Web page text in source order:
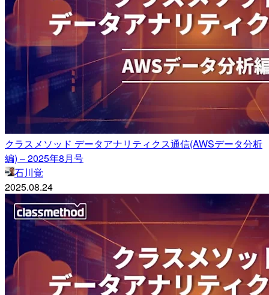
クラスメソッド データアナリティクス通信(AWSデータ分析
編) – 2025年8月号
石川覚
2025.08.24